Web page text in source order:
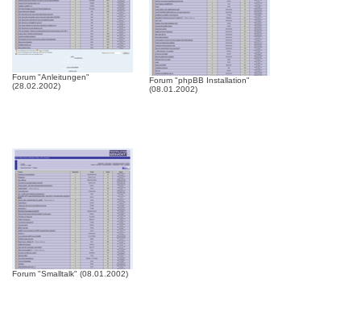
Forum "Anleitungen"
(28.02.2002)
Forum "phpBB Installation"
(08.01.2002)
Forum "Smalltalk" (08.01.2002)